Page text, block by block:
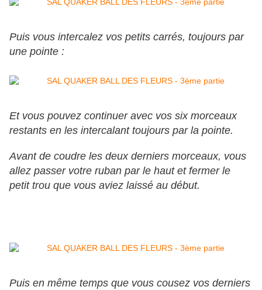
Puis vous intercalez vos petits carrés, toujours par
une pointe :
Et vous pouvez continuer avec vos six morceaux
restants en les intercalant toujours par la pointe.
Avant de coudre les deux derniers morceaux, vous
allez passer votre ruban par le haut et fermer le
petit trou que vous aviez laissé au début.
Puis en même temps que vous cousez vos derniers